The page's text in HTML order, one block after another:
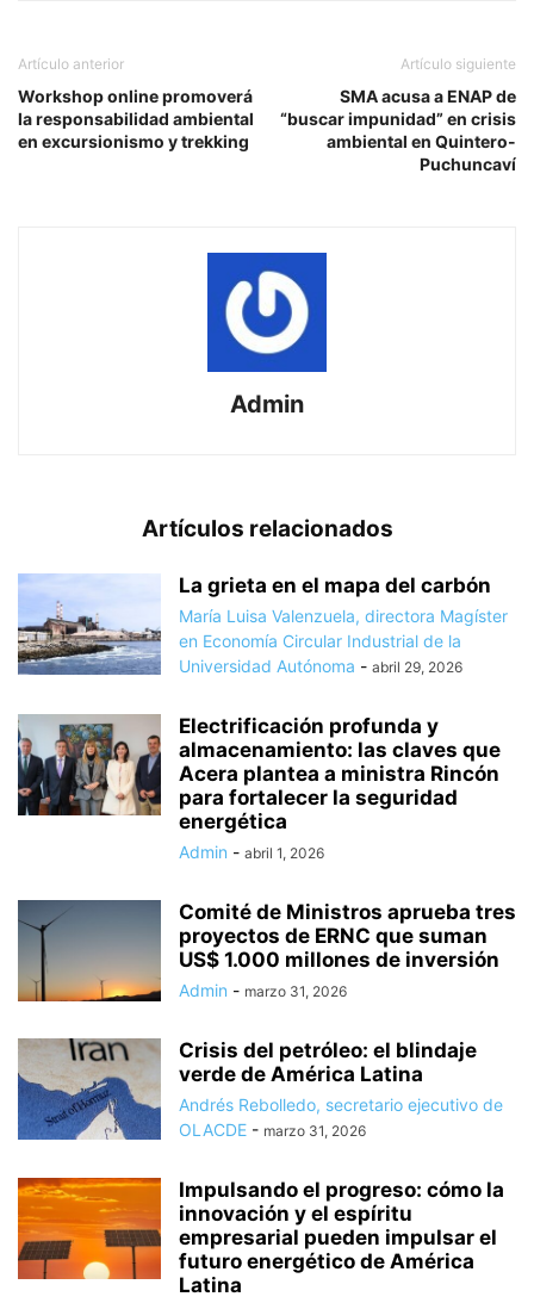
Artículo anterior
Workshop online promoverá
la responsabilidad ambiental
en excursionismo y trekking
Artículo siguiente
SMA acusa a ENAP de
“buscar impunidad” en crisis
ambiental en Quintero-
Puchuncaví
Admin
Artículos relacionados
La grieta en el mapa del carbón
María Luisa Valenzuela, directora Magíster
en Economía Circular Industrial de la
Universidad Autónoma - abril 29, 2026
Electrificación profunda y
almacenamiento: las claves que
Acera plantea a ministra Rincón
para fortalecer la seguridad
energética
Admin - abril 1, 2026
Comité de Ministros aprueba tres
proyectos de ERNC que suman
US$ 1.000 millones de inversión
Admin - marzo 31, 2026
Crisis del petróleo: el blindaje
verde de América Latina
Andrés Rebolledo, secretario ejecutivo de
OLACDE - marzo 31, 2026
Impulsando el progreso: cómo la
innovación y el espíritu
empresarial pueden impulsar el
futuro energético de América
Latina